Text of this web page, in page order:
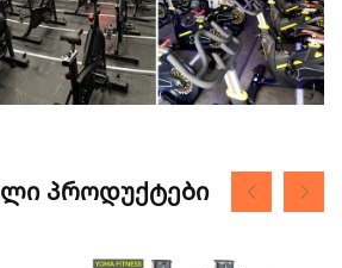
პროდუქტები